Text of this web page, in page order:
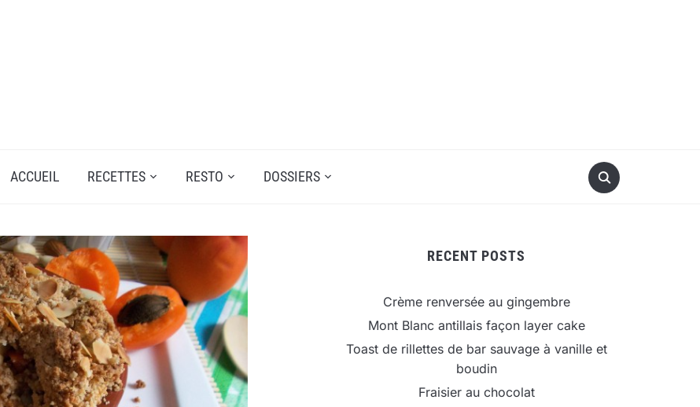
ACCUEIL RECETTES RESTO DOSSIERS
RECENT POSTS
Crème renversée au gingembre
Mont Blanc antillais façon layer cake
Toast de rillettes de bar sauvage à vanille et
boudin
Fraisier au chocolat